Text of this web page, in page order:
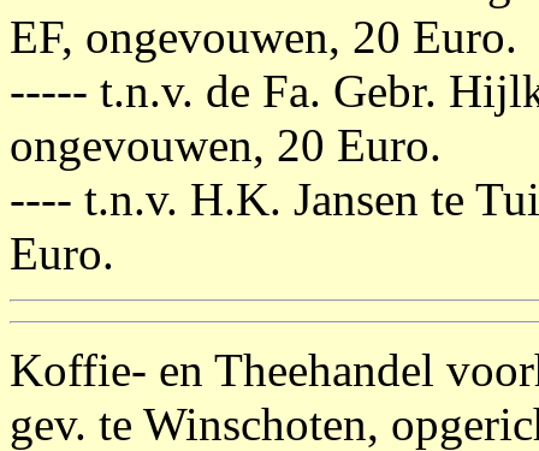
EF, ongevouwen, 20 Euro.
----- t.n.v. de Fa. Gebr.
ongevouwen, 20 Euro.
---- t.n.v. H.K. Jansen te
Euro.
Koffie- en Theehandel
gev. te Winschoten,